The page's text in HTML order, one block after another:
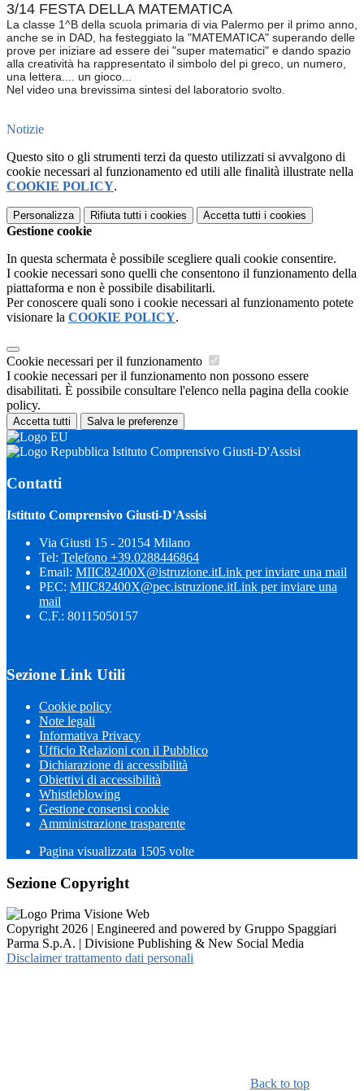
3/14 FESTA DELLA MATEMATICA
La classe 1^B della scuola primaria di via Palermo per il primo anno,
anche se in DAD, ha festeggiato la "MATEMATICA" superando delle
prove per iniziare ad essere dei "super matematici" e dando spazio
alla creatività ha rappresentato il simbolo del pi greco, un numero,
una lettera.... un gioco...
Nel video una brevissima sintesi del laboratorio svolto.
Notizie
Questo sito o gli strumenti terzi da questo utilizzati si avvalgono di
cookie necessari al funzionamento ed utili alle finalità illustrate nella
COOKIE POLICY.
Personalizza Rifiuta tutti i cookies Accetta tutti i cookies
Gestione cookie
In questa schermata è possibile scegliere quali cookie consentire.
I cookie necessari sono quelli che consentono il funzionamento della
piattaforma e non è possibile disabilitarli.
Per conoscere quali sono i cookie necessari al funzionamento potete
visionare la COOKIE POLICY.
Cookie necessari per il funzionamento
I cookie necessari per il funzionamento non possono essere
disabilitati. È possibile consultare l'elenco nella pagina della cookie
policy.
Accetta tutti Salva le preferenze
Istituto Comprensivo Giusti-D'Assisi
Contatti
Istituto Comprensivo Giusti-D'Assisi
Via Giusti 15 - 20154 Milano
Tel: Telefono +39.0288446864
Email: MIIC82400X@istruzione.itLink per inviare una mail
PEC: MIIC82400X@pec.istruzione.itLink per inviare una
mail
C.F.: 80115050157
Sezione Link Utili
Cookie policy
Note legali
Informativa Privacy
Ufficio Relazioni con il Pubblico
Dichiarazione di accessibilità
Obiettivi di accessibilità
Whistleblowing
Gestione consensi cookie
Amministrazione trasparente
Pagina visualizzata 1505 volte
Sezione Copyright
Copyright 2026 | Engineered and powered by Gruppo Spaggiari
Parma S.p.A. | Divisione Publishing & New Social Media
Disclaimer trattamento dati personali
Back to top